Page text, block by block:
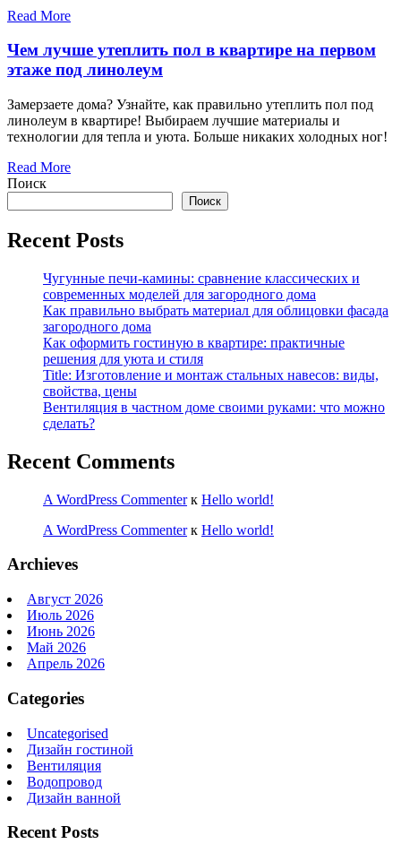
Read More
Чем лучше утеплить пол в квартире на первом
этаже под линолеум
Замерзаете дома? Узнайте, как правильно утеплить пол под
линолеум в квартире! Выбираем лучшие материалы и
технологии для тепла и уюта. Больше никаких холодных ног!
Read More
Поиск
Поиск
Recent Posts
Чугунные печи-камины: сравнение классических и
современных моделей для загородного дома
Как правильно выбрать материал для облицовки фасада
загородного дома
Как оформить гостиную в квартире: практичные
решения для уюта и стиля
Title: Изготовление и монтаж стальных навесов: виды,
свойства, цены
Вентиляция в частном доме своими руками: что можно
сделать?
Recent Comments
A WordPress Commenterк Hello world!
A WordPress Commenterк Hello world!
Archieves
Август 2026
Июль 2026
Июнь 2026
Май 2026
Апрель 2026
Categories
Uncategorised
Дизайн гостиной
Вентиляция
Водопровод
Дизайн ванной
Recent Posts